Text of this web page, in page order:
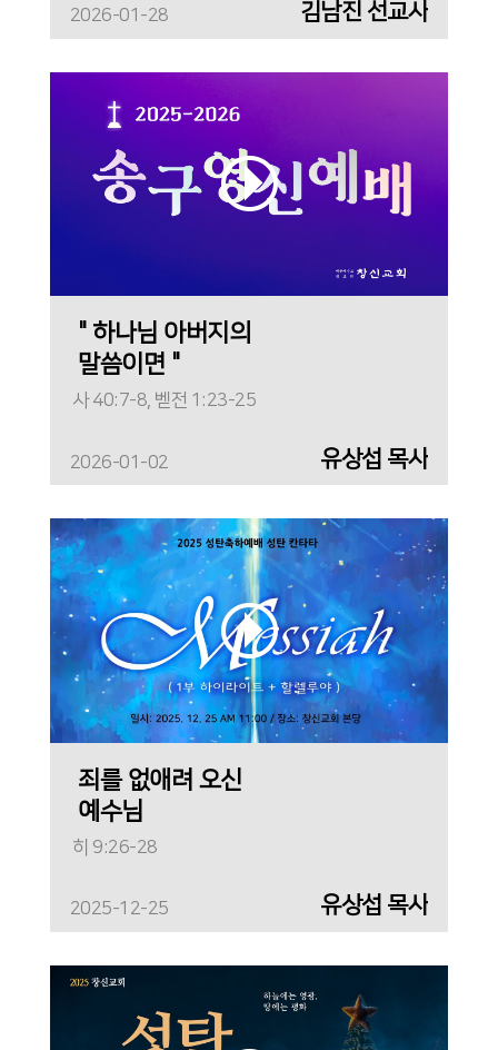
2026-01-28 김남진 선교사
" 하나님 아버지의
말씀이면 "
사 40:7-8, 벧전 1:23-25
2026-01-02 유상섭 목사
죄를 없애려 오신
예수님
히 9:26-28
2025-12-25 유상섭 목사